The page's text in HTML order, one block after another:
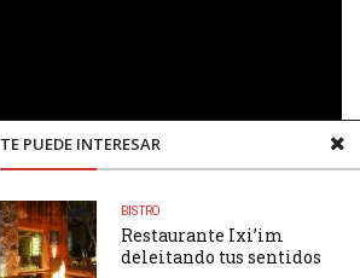
TE PUEDE INTERESAR
BISTRO
Restaurante Ixi’im
deleitando tus sentidos